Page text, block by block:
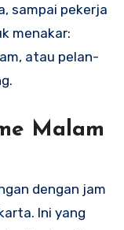
sampai pekerja
menakar:
atau pelan-
Malam
dengan jam
Ini yang